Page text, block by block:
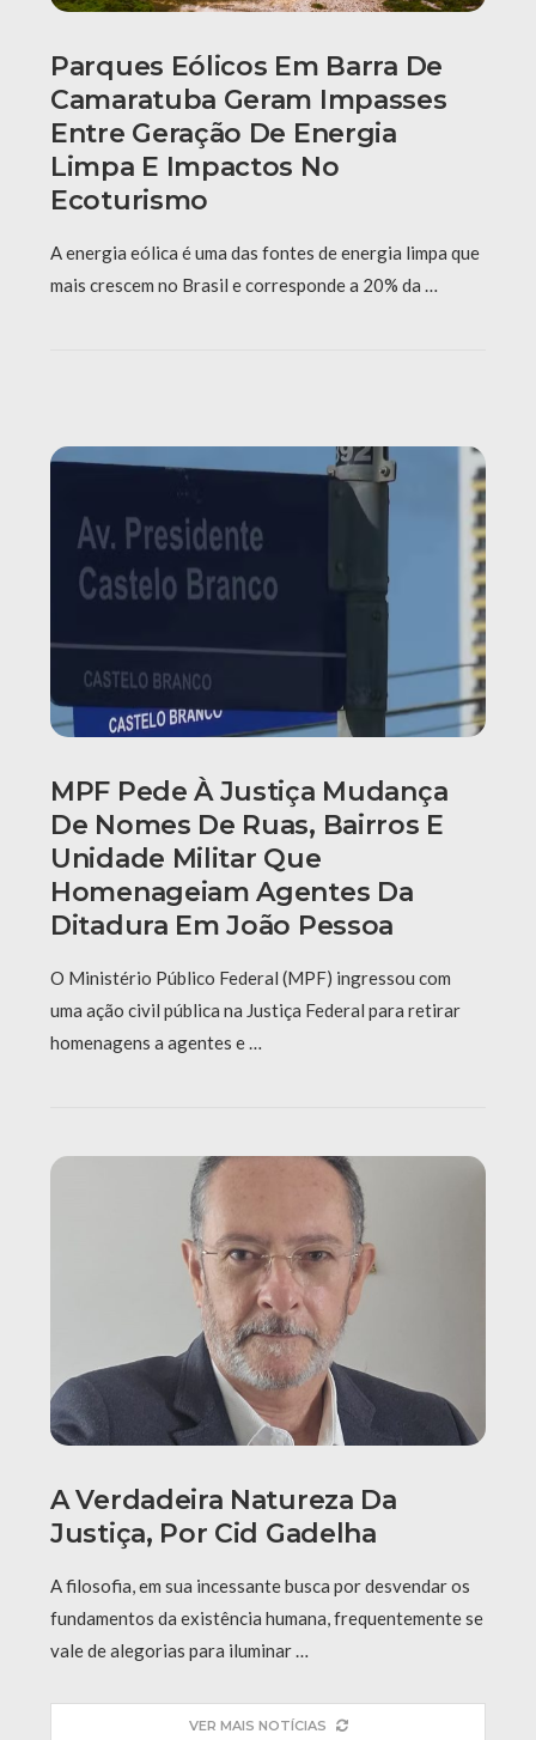
Parques Eólicos Em Barra De
Camaratuba Geram Impasses
Entre Geração De Energia
Limpa E Impactos No
Ecoturismo
A energia eólica é uma das fontes de energia limpa que
mais crescem no Brasil e corresponde a 20% da …
MPF Pede À Justiça Mudança
De Nomes De Ruas, Bairros E
Unidade Militar Que
Homenageiam Agentes Da
Ditadura Em João Pessoa
O Ministério Público Federal (MPF) ingressou com
uma ação civil pública na Justiça Federal para retirar
homenagens a agentes e …
A Verdadeira Natureza Da
Justiça, Por Cid Gadelha
A filosofia, em sua incessante busca por desvendar os
fundamentos da existência humana, frequentemente se
vale de alegorias para iluminar …
VER MAIS NOTÍCIAS